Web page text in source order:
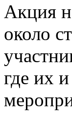
Акция
около
где их